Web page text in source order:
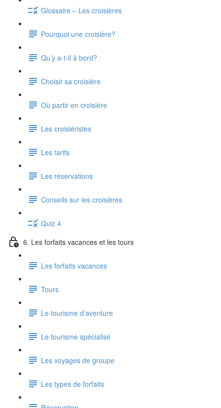
Glossaire – Les croisières
Pourquoi une croisière?
Qu’y a-t-il à bord?
Choisir sa croisière
Où partir en croisière
Les croisiéristes
Les tarifs
Les réservations
Conseils sur les croisières
Quiz 4
6. Les forfaits vacances et les tours
Les forfaits vacances
Tours
Le tourisme d’aventure
Le tourisme spécialisé
Les voyages de groupe
Les types de forfaits